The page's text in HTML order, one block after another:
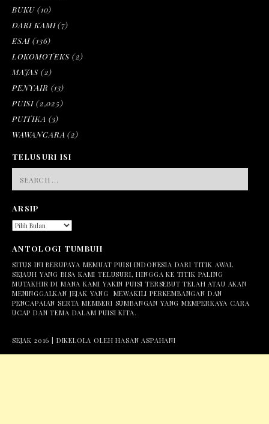
BUKU (10)
DARI KAMI(7)
ESAI (136)
LOKOMOTEKS (2)
MAJAS (2)
PENYAIR (13)
PUISI (2,025)
PUITIKA (3)
WAWANCARA (2)
TELUSURI ISI
FOR:
ARSIP
ARSIP
ANTOLOGI TUMBUH
SITUS INI BERUPAYA MEMUAT PUISI INDONESIA DARI TITIK AWAL
SEJAUH YANG BISA KAMI TELUSURI, HINGGA KE TITIK PALING
MUTAKHIR DI MANA KAMI YAKIN PUISI TERSEBUT TELAH ATAU AKAN
MENINGGALKAN JEJAK YANG MEWAKILI PERKEMBANGAN DAN
PENCAPAIAN SERTA MEMBERI SUMBANGAN YANG MEMPERKAYA CARA
UCAP DAN TEMA DALAM PUISI KITA.
SEJAK 2016 | DIKELOLA OLEH HASAN ASPAHANI